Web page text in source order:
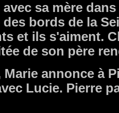
sa mère
bords de la
et ils s'aiment.
de son père
annonce à
Lucie. Pierre